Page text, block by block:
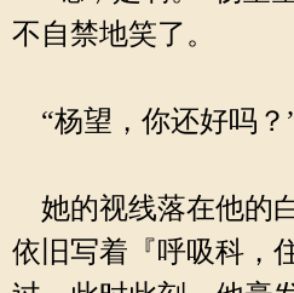
不自禁地笑了。
“杨望，你还好吗？
她的视线落在他的
依旧写着『呼吸科，